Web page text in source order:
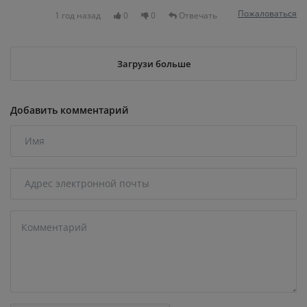
1 год назад 0 0 Отвечать Пожаловаться
Загрузи больше
Добавить комментарий